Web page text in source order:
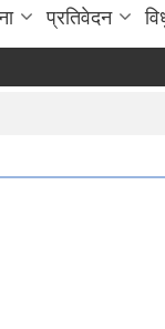
प्रतिवेदन